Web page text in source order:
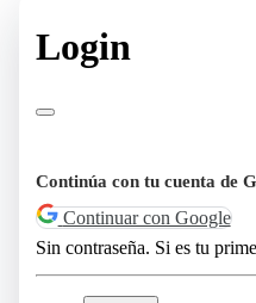
Login
Continúa con tu cuenta de
Continuar con Google
Sin contraseña. Si es tu